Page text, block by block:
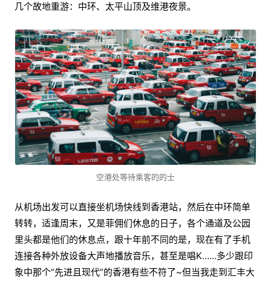
几个故地重游：中环、太平山顶及维港夜景。
空港处等待乘客的的士
从机场出发可以直接坐机场快线到香港站，然后在中环简单
转转，适逢周末，又是菲佣们休息的日子，各个通道及公园
里头都是他们的休息点，跟十年前不同的是，现在有了手机
连接各种外放设备大声地播放音乐，甚至是唱K……多少跟印
象中那个“先进且现代”的香港有些不符了~但当我走到汇丰大